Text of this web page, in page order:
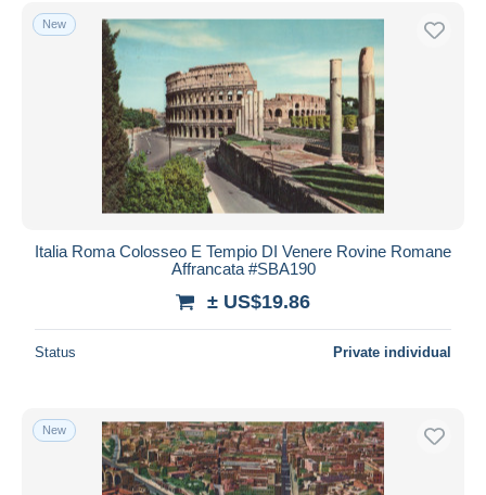
Free shipping
Payment methods
PayPal
Bank transfer
Visa
MasterCard
Bancontact
Maestro
Seller's residence
New
Italia Roma Colosseo E Tempio DI Venere Rovine Romane
Affrancata #SBA190
± US$19.86
Status Private individual
New